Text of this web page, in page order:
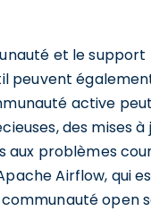
et le
peuvent
active
des mises
aux problèmes
Airflow, qui
open